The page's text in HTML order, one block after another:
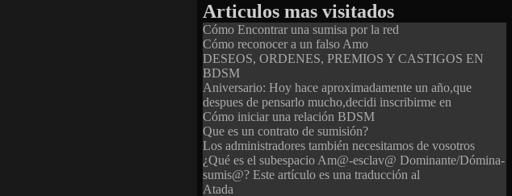
Articulos mas visitados
Cómo Encontrar una sumisa por la red
Cómo reconocer a un falso Amo
DESEOS, ORDENES, PREMIOS Y CASTIGOS EN
BDSM
Aniversario: Hoy hace aproximadamente un año,que
despues de pensarlo mucho,decidi inscribirme en
Cómo iniciar una relación BDSM
Que es un contrato de sumisión?
Los administradores también necesitamos de vosotros
¿Qué es el subespacio Am@-esclav@ Dominante/Dómina-
sumis@? Este artículo es una traducción al
Atada